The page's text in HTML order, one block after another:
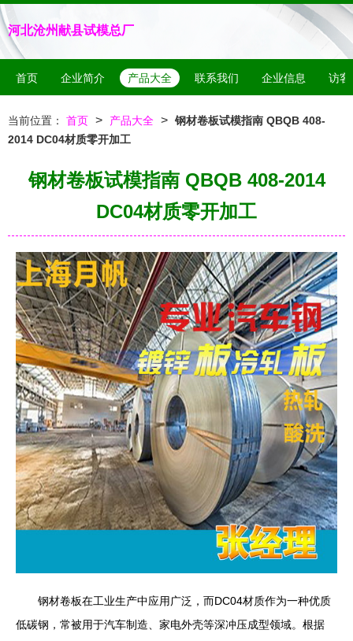
河北沧州献县试模总厂
首页 企业简介 产品大全 联系我们 企业信息 访客
当前位置： 首页 > 产品大全 > 钢材卷板试模指南 QBQB 408-
2014 DC04材质零开加工
钢材卷板试模指南 QBQB 408-2014
DC04材质零开加工
钢材卷板在工业生产中应用广泛，而DC04材质作为一种优质
低碳钢，常被用于汽车制造、家电外壳等深冲压成型领域。根据